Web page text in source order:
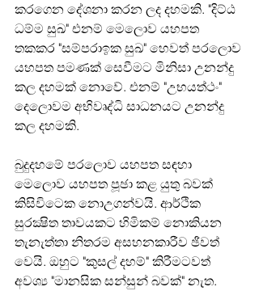
කරගෙන දේශනා කරන ලද දහමකි. "දිට්ඨ
ධම්ම සුඛ" එනම් මෙලොව යහපත
තකකර "සම්පරාඉක සුඛ" හෙවත් පරලොව
යහපත පමණක් සෙවීමට මිනිසා උනන්දු
කල දහමක් නොවේ. එනම් "උභයත්ථං"
දෙලොවම අභිවෘද්ධි සාධනයට උනන්දු
කල දහමකි.
බුදුදහමේ පරලොව යහපත සඳහා
මෙලොව යහපත පූඡා කළ යුතු බවක්
කිසිවිටෙක නොඋගන්වයි. ආර්ථික
සුරක්‍ෂිත තාවයකට හිමිකම් නොකියන
තැනැත්තා නිතරම අසහනකාරීව ඡීවත්
වෙයි. ඔහුට "කුසල් දහම්" කිරීමටවත්
අවශ‍්‍ය "මානසික සන්සුන් බවක්" නැත.